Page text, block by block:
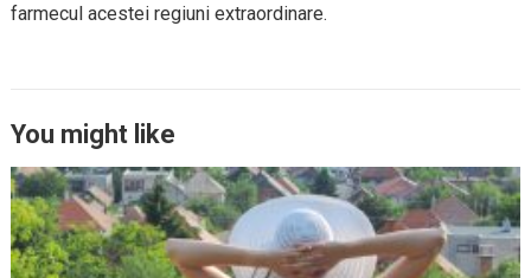
farmecul acestei regiuni extraordinare.
You might like